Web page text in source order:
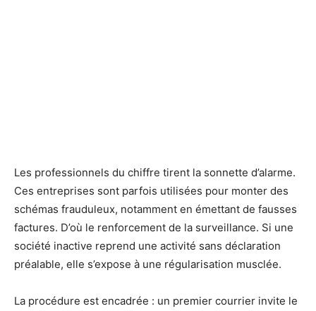
Les professionnels du chiffre tirent la sonnette d’alarme.
Ces entreprises sont parfois utilisées pour monter des
schémas frauduleux, notamment en émettant de fausses
factures. D’où le renforcement de la surveillance. Si une
société inactive reprend une activité sans déclaration
préalable, elle s’expose à une régularisation musclée.
La procédure est encadrée : un premier courrier invite le